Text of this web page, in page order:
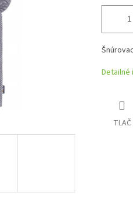
Detailné
TLAČ